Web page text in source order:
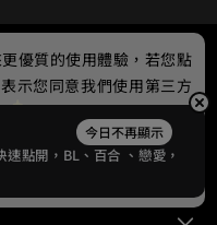
今日不再顯示
速點開，BL、 百合 、戀愛，
優質的使用體驗，若您點
示您同意我們使用第三方
政策。